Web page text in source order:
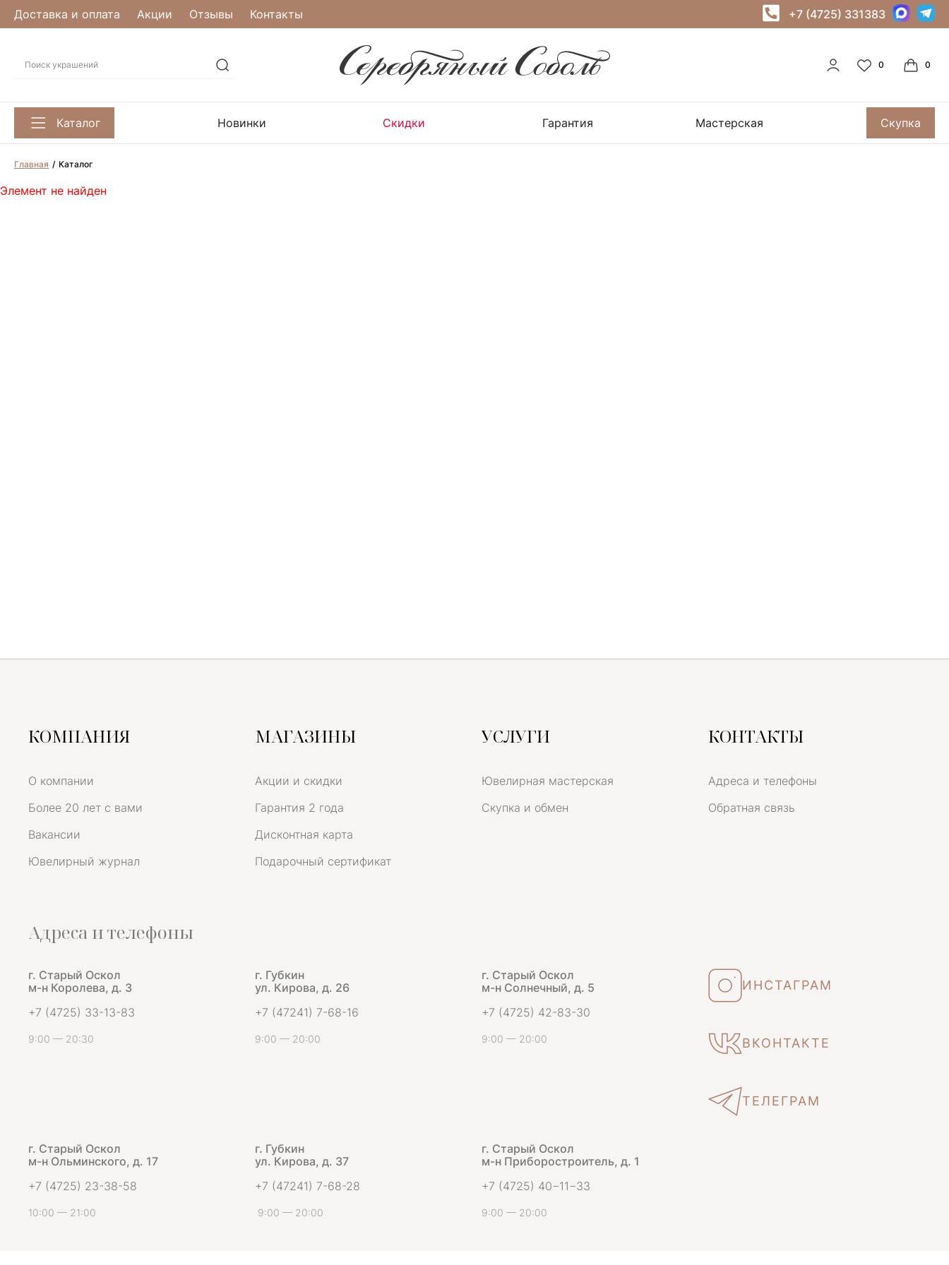
Доставка и оплата Акции Отзывы Контакты +7 (4725) 331383
Каталог Новинки Скидки Гарантия Мастерская Скупка
Главная Каталог
Элемент не найден
КОМПАНИЯ
О компании
Более 20 лет с вами
Вакансии
Ювелирный журнал
МАГАЗИНЫ
Акции и скидки
Гарантия 2 года
Дисконтная карта
Подарочный сертификат
УСЛУГИ
Ювелирная мастерская
Скупка и обмен
КОНТАКТЫ
Адреса и телефоны
Обратная связь
Адреса и телефоны
г. Старый Оскол
м-н Королева, д. 3
+7 (4725) 33-13-83
9:00 — 20:30
г. Губкин
ул. Кирова, д. 26
+7 (47241) 7-68-16
9:00 — 20:00
г. Старый Оскол
м-н Солнечный, д. 5
+7 (4725) 42-83-30
9:00 — 20:00
ИНСТАГРАМ
ВКОНТАКТЕ
ТЕЛЕГРАМ
г. Старый Оскол
м-н Ольминского, д. 17
+7 (4725) 23-38-58
10:00 — 21:00
г. Губкин
ул. Кирова, д. 37
+7 (47241) 7-68-28
9:00 — 20:00
г. Старый Оскол
м-н Приборостроитель, д. 1
+7 (4725) 40−11−33
9:00 — 20:00